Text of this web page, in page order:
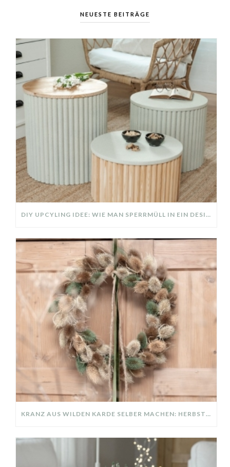
NEUESTE BEITRÄGE
DIY UPCYLING IDEE: WIE MAN SPERRMÜLL IN EIN DESIGNER TEIL VERWANDELT
KRANZ AUS WILDEN KARDE SELBER MACHEN: HERBSTDEKO GANZ EINFACH